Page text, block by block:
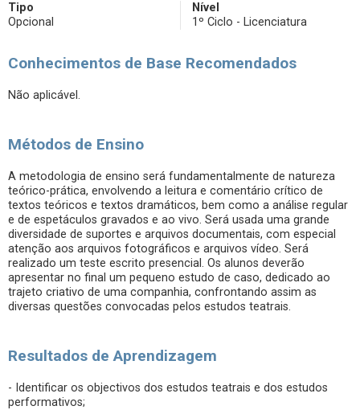
Tipo
Opcional
Nível
1º Ciclo - Licenciatura
Conhecimentos de Base Recomendados
Não aplicável.
Métodos de Ensino
A metodologia de ensino será fundamentalmente de natureza
teórico-prática, envolvendo a leitura e comentário crítico de
textos teóricos e textos dramáticos, bem como a análise regular
e de espetáculos gravados e ao vivo. Será usada uma grande
diversidade de suportes e arquivos documentais, com especial
atenção aos arquivos fotográficos e arquivos vídeo. Será
realizado um teste escrito presencial. Os alunos deverão
apresentar no final um pequeno estudo de caso, dedicado ao
trajeto criativo de uma companhia, confrontando assim as
diversas questões convocadas pelos estudos teatrais.
Resultados de Aprendizagem
- Identificar os objectivos dos estudos teatrais e dos estudos
performativos;